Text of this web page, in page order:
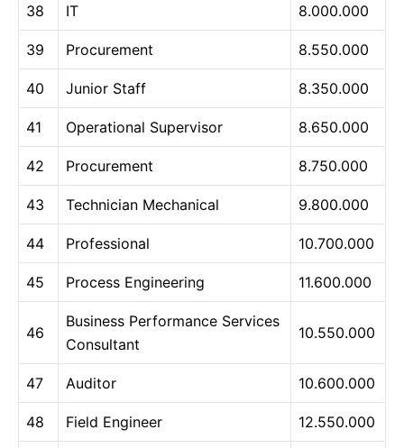
38 IT 8.000.000
39 Procurement 8.550.000
40 Junior Staff 8.350.000
41 Operational Supervisor 8.650.000
42 Procurement 8.750.000
43 Technician Mechanical 9.800.000
44 Professional 10.700.000
45 Process Engineering 11.600.000
46
Business Performance Services
Consultant
10.550.000
47 Auditor 10.600.000
48 Field Engineer 12.550.000